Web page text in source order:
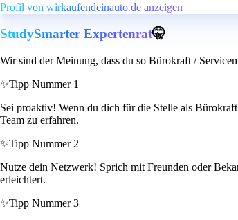
Profil von wirkaufendeinauto.de anzeigen
StudySmarter Expertenrat🤫
Wir sind der Meinung, dass du so Bürokraft /
✨Tipp Nummer 1
Sei proaktiv! Wenn du dich für die Stelle als
Team zu erfahren.
✨Tipp Nummer 2
Nutze dein Netzwerk! Sprich mit Freunden oder
erleichtert.
✨Tipp Nummer 3